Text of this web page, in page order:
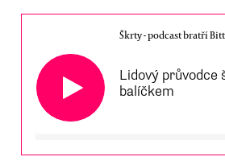
Lidový průvodce
balíčkem
Škrty - podcast bratří